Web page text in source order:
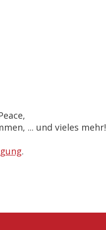
... und vieles mehr!
.